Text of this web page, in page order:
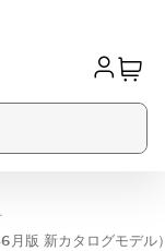
版 新カタログモデル